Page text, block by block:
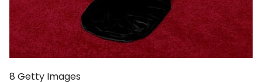
8 Getty Images